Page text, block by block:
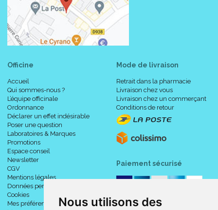
Nous utilisons des
Officine
Accueil
Qui sommes-nous ?
L’équipe officinale
Ordonnance
Déclarer un effet indésirable
Poser une question
Laboratoires & Marques
Promotions
Espace conseil
Newsletter
CGV
Mentions légales
Données personnelles
Cookies
Mes préférences Cookies
Mode de livraison
Retrait dans la pharmacie
Livraison chez vous
Livraison chez un commerçant
Conditions de retour
Paiement sécurisé